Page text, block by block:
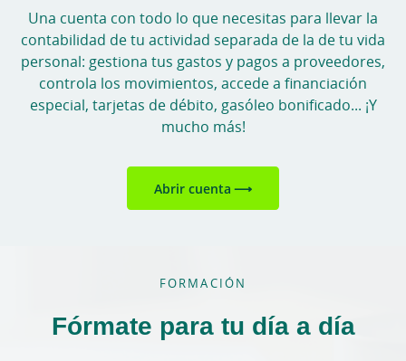
Una cuenta con todo lo que necesitas para llevar la
contabilidad de tu actividad separada de la de tu vida
personal: gestiona tus gastos y pagos a proveedores,
controla los movimientos, accede a financiación
especial, tarjetas de débito, gasóleo bonificado... ¡Y
mucho más!
Abrir cuenta
FORMACIÓN
Fórmate para tu día a día